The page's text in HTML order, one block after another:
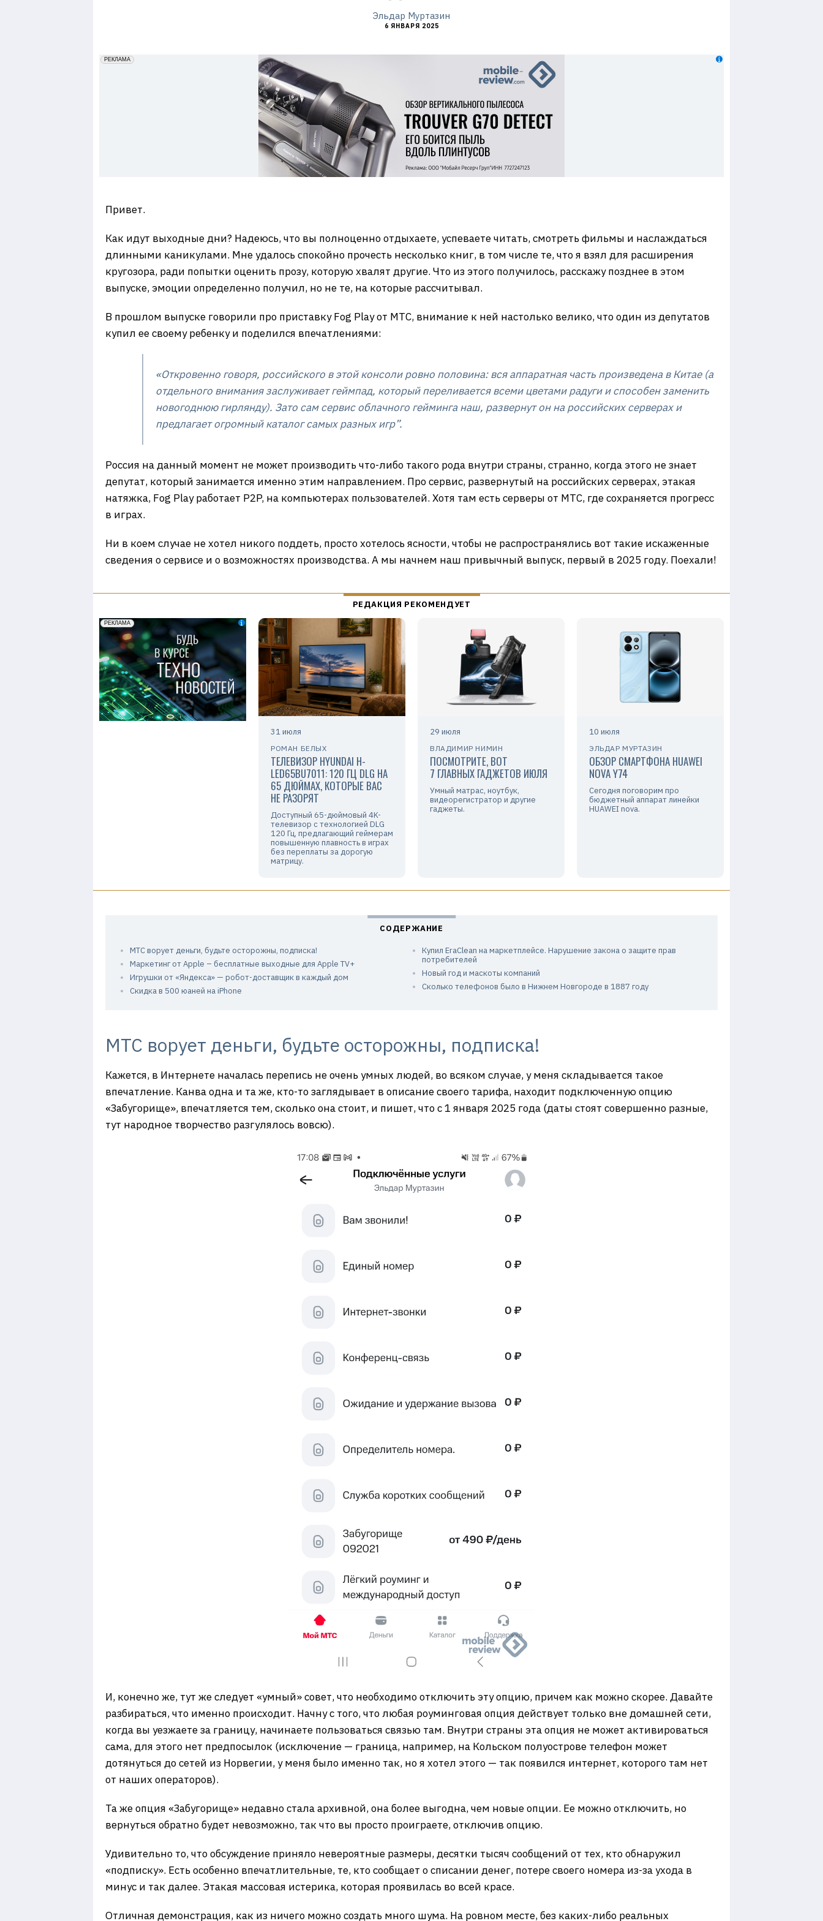
Эльдар Муртазин
6 ЯНВАРЯ 2025
erid: 2VfnxxmNzs5
РЕКЛАМА
Привет.
Как идут выходные дни? Надеюсь, что вы полноценно отдыхаете, успеваете читать, смотреть фильмы и наслаждаться
длинными каникулами. Мне удалось спокойно прочесть несколько книг, в том числе те, что я взял для расширения
кругозора, ради попытки оценить прозу, которую хвалят другие. Что из этого получилось, расскажу позднее в этом
выпуске, эмоции определенно получил, но не те, на которые рассчитывал.
В прошлом выпуске говорили про приставку Fog Play от МТС, внимание к ней настолько велико, что один из депутатов
купил ее своему ребенку и поделился впечатлениями:
«Откровенно говоря, российского в этой консоли ровно половина: вся аппаратная часть произведена в Китае (а
отдельного внимания заслуживает геймпад, который переливается всеми цветами радуги и способен заменить
новогоднюю гирлянду). Зато сам сервис облачного гейминга наш, развернут он на российских серверах и
предлагает огромный каталог самых разных игр”.
Россия на данный момент не может производить что-либо такого рода внутри страны, странно, когда этого не знает
депутат, который занимается именно этим направлением. Про сервис, развернутый на российских серверах, этакая
натяжка, Fog Play работает P2P, на компьютерах пользователей. Хотя там есть серверы от МТС, где сохраняется прогресс
в играх.
Ни в коем случае не хотел никого поддеть, просто хотелось ясности, чтобы не распространялись вот такие искаженные
сведения о сервисе и о возможностях производства. А мы начнем наш привычный выпуск, первый в 2025 году. Поехали!
31 июля
РОМАН БЕЛЫХ
ТЕЛЕВИЗОР HYUNDAI H-
LED65BU7011: 120 ГЦ DLG НА
65 ДЮЙМАХ, КОТОРЫЕ ВАС
НЕ РАЗОРЯТ
Доступный 65-дюймовый 4K-
телевизор с технологией DLG
120 Гц, предлагающий геймерам
повышенную плавность в играх
без переплаты за дорогую
матрицу.
29 июля
ВЛАДИМИР НИМИН
ПОСМОТРИТЕ, ВОТ
7 ГЛАВНЫХ ГАДЖЕТОВ ИЮЛЯ
Умный матрас, ноутбук,
видеорегистратор и другие
гаджеты.
10 июля
ЭЛЬДАР МУРТАЗИН
ОБЗОР СМАРТФОНА HUAWEI
NOVA Y74
Сегодня поговорим про
бюджетный аппарат линейки
HUAWEI nova.
МТС ворует деньги, будьте осторожны, подписка!
Маркетинг от Apple – бесплатные выходные для Apple TV+
Игрушки от «Яндекса» — робот-доставщик в каждый дом
Скидка в 500 юаней на iPhone
Купил EraClean на маркетплейсе. Нарушение закона о защите прав
потребителей
Новый год и маскоты компаний
Сколько телефонов было в Нижнем Новгороде в 1887 году
МТС ворует деньги, будьте осторожны, подписка!
Кажется, в Интернете началась перепись не очень умных людей, во всяком случае, у меня складывается такое
впечатление. Канва одна и та же, кто-то заглядывает в описание своего тарифа, находит подключенную опцию
«Забугорище», впечатляется тем, сколько она стоит, и пишет, что с 1 января 2025 года (даты стоят совершенно разные,
тут народное творчество разгулялось вовсю).
И, конечно же, тут же следует «умный» совет, что необходимо отключить эту опцию, причем как можно скорее. Давайте
разбираться, что именно происходит. Начну с того, что любая роуминговая опция действует только вне домашней сети,
когда вы уезжаете за границу, начинаете пользоваться связью там. Внутри страны эта опция не может активироваться
сама, для этого нет предпосылок (исключение — граница, например, на Кольском полуострове телефон может
дотянуться до сетей из Норвегии, у меня было именно так, но я хотел этого — так появился интернет, которого там нет
от наших операторов).
Та же опция «Забугорище» недавно стала архивной, она более выгодна, чем новые опции. Ее можно отключить, но
вернуться обратно будет невозможно, так что вы просто проиграете, отключив опцию.
Удивительно то, что обсуждение приняло невероятные размеры, десятки тысяч сообщений от тех, кто обнаружил
«подписку». Есть особенно впечатлительные, те, кто сообщает о списании денег, потере своего номера из-за ухода в
минус и так далее. Этакая массовая истерика, которая проявилась во всей красе.
Отличная демонстрация, как из ничего можно создать много шума. На ровном месте, без каких-либо реальных